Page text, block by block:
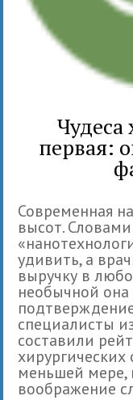
Чудеса
первая:
Современная
высот.
удивить, а
выручку в
необычной она
специалисты
составили
меньшей
воображение